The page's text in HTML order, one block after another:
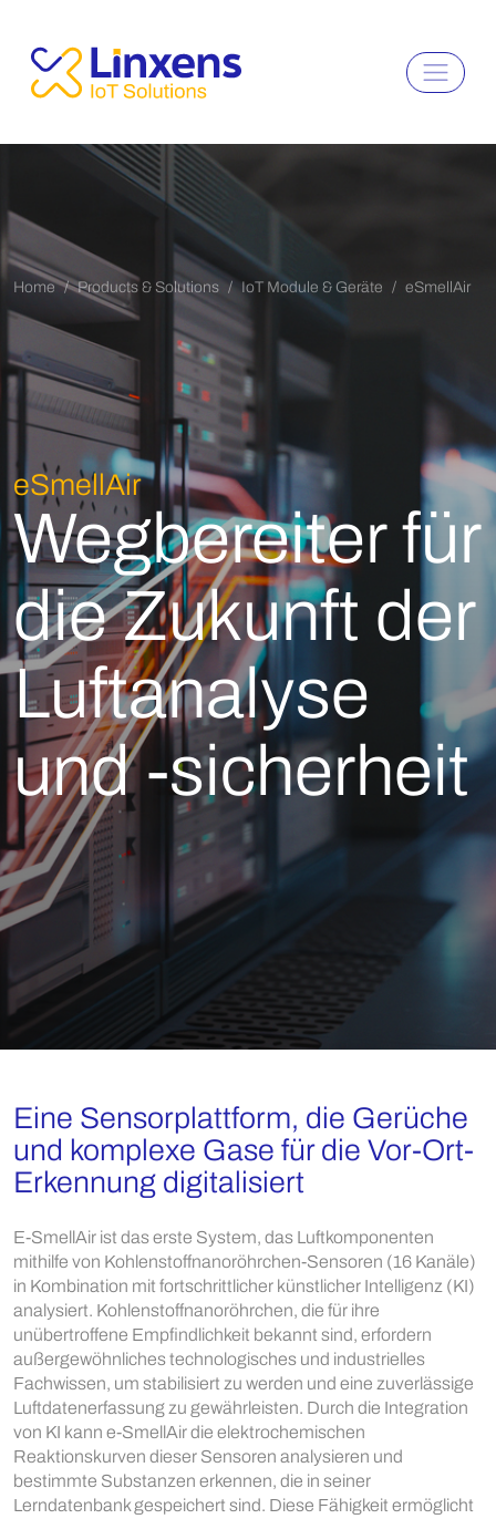
Home Products & Solutions IoT Module & Geräte eSmellAir
eSmellAir
Wegbereiter für
die Zukunft der
Luftanalyse
und -sicherheit
Eine Sensorplattform, die Gerüche
und komplexe Gase für die Vor-Ort-
Erkennung digitalisiert
E-SmellAir ist das erste System, das Luftkomponenten
mithilfe von Kohlenstoffnanoröhrchen-Sensoren (16 Kanäle)
in Kombination mit fortschrittlicher künstlicher Intelligenz (KI)
analysiert. Kohlenstoffnanoröhrchen, die für ihre
unübertroffene Empfindlichkeit bekannt sind, erfordern
außergewöhnliches technologisches und industrielles
Fachwissen, um stabilisiert zu werden und eine zuverlässige
Luftdatenerfassung zu gewährleisten. Durch die Integration
von KI kann e-SmellAir die elektrochemischen
Reaktionskurven dieser Sensoren analysieren und
bestimmte Substanzen erkennen, die in seiner
Lerndatenbank gespeichert sind. Diese Fähigkeit ermöglicht